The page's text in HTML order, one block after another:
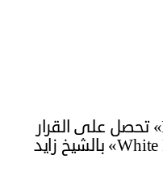
شركة «PLDG Development» تحصل على القرار